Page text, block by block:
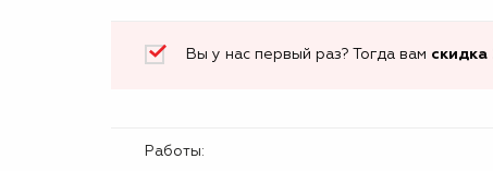
Вы у нас первый раз? Тогда вам скидка
Работы: